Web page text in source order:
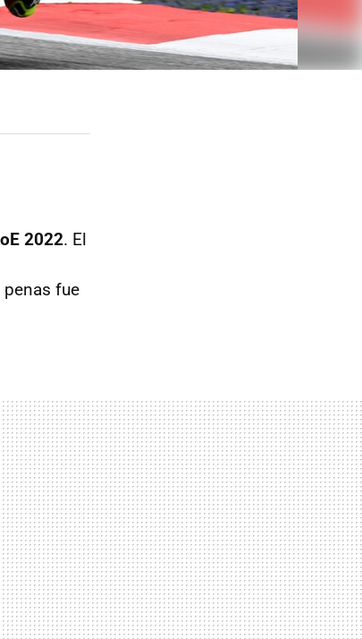
2022. El
penas fue